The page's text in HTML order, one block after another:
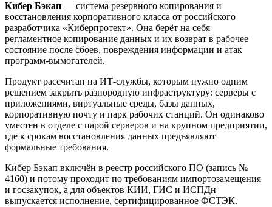
Кибер Бэкап — система резервного копирования и
восстановления корпоративного класса от российского
разработчика «Киберпротект». Она берёт на себя
регламентное копирование данных и их возврат в рабочее
состояние после сбоев, повреждения информации и атак
программ-вымогателей.
Продукт рассчитан на ИТ-службы, которым нужно одним
решением закрыть разнородную инфраструктуру: серверы с
приложениями, виртуальные среды, базы данных,
корпоративную почту и парк рабочих станций. Он одинаково
уместен в отделе с парой серверов и на крупном предприятии,
где к срокам восстановления данных предъявляют
формальные требования.
Кибер Бэкап включён в реестр российского ПО (запись №
4160) и потому проходит по требованиям импортозамещения
и госзакупок, а для объектов КИИ, ГИС и ИСПДн
выпускается исполнение, сертифицированное ФСТЭК.